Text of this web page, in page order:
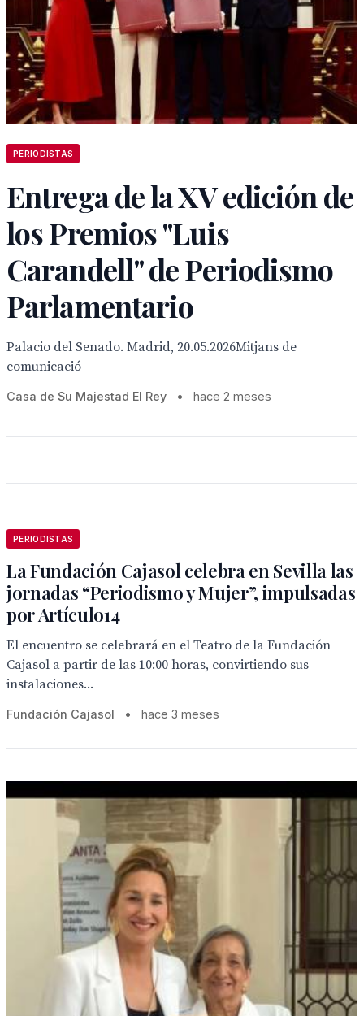
PERIODISTAS
Entrega de la XV edición de
los Premios "Luis
Carandell" de Periodismo
Parlamentario
Palacio del Senado. Madrid, 20.05.2026Mitjans de
comunicació
Casa de Su Majestad El Rey • hace 2 meses
PERIODISTAS
La Fundación Cajasol celebra en Sevilla las
jornadas “Periodismo y Mujer”, impulsadas
por Artículo14
El encuentro se celebrará en el Teatro de la Fundación
Cajasol a partir de las 10:00 horas, convirtiendo sus
instalaciones...
Fundación Cajasol • hace 3 meses